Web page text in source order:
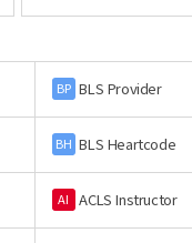
BP BLS Provider
BH BLS Heartcode
AI ACLS Instructor